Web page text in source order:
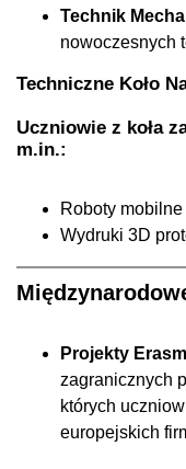
Technik
nowoczesnych
Techniczne Koło
Uczniowie z koła
m.in.:
Roboty
Wydruki 3D
Projekty
zagranicznych
których
europejskich